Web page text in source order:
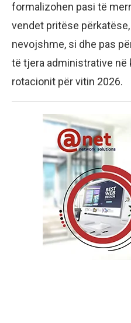
formalizohen pasi të
vendet pritëse
nevojshme, si dhe pas
të tjera administrative në
rotacionit për vitin 2026.